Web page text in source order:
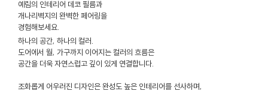
하나의 공간, 하나의 컬러.
도어에서 월, 가구까지 이어지는 컬러의 흐름은
공간을 더욱 자연스럽고 깊이 있게 연결합니다.
조화롭게 어우러진 디자인은 완성도 높은 인테리어를 선사하며,
예림의 인테리어 데코 필름과
개나리벽지의 완벽한 페어링을
경험해보세요.